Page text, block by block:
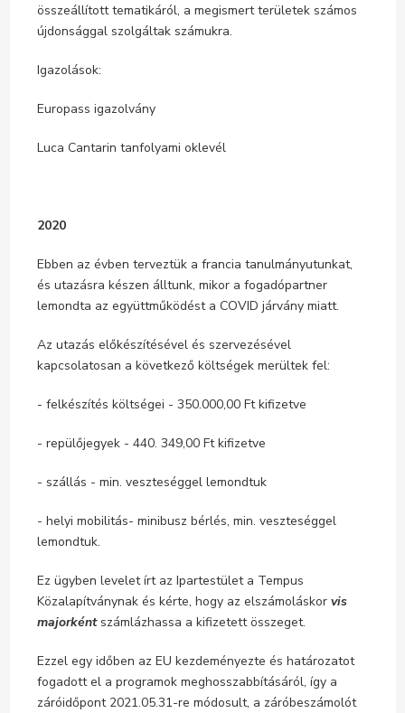
összeállított tematikáról, a megismert területek számos
újdonsággal szolgáltak számukra.
Igazolások:
Europass igazolvány
Luca Cantarin tanfolyami oklevél
2020
Ebben az évben terveztük a francia tanulmányutunkat,
és utazásra készen álltunk, mikor a fogadópartner
lemondta az együttműködést a COVID járvány miatt.
Az utazás előkészítésével és szervezésével
kapcsolatosan a következő költségek merültek fel:
- felkészítés költségei - 350.000,00 Ft kifizetve
- repülőjegyek - 440. 349,00 Ft kifizetve
- szállás - min. veszteséggel lemondtuk
- helyi mobilitás- minibusz bérlés, min. veszteséggel
lemondtuk.
Ez ügyben levelet írt az Ipartestület a Tempus
Közalapítványnak és kérte, hogy az elszámoláskor vis
majorkéntszámlázhassa a kifizetett összeget.
Ezzel egy időben az EU kezdeményezte és határozatot
fogadott el a programok meghosszabbításáról, így a
záróidőpont 2021.05.31-re módosult, a záróbeszámolót